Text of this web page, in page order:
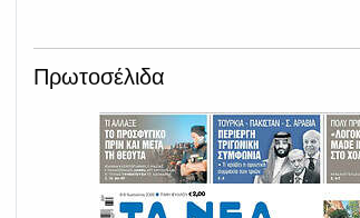
Πρωτοσέλιδα